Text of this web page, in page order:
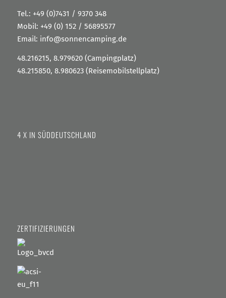
Tel.: +49 (0)7431 / 9370 348
Mobil: +49 (0) 152 / 56895577
Email: info@sonnencamping.de
48.216215, 8.979620 (Campingplatz)
48.215850, 8.980623 (Reisemobilstellplatz)
4 X IN SÜDDEUTSCHLAND
ZERTIFIZIERUNGEN